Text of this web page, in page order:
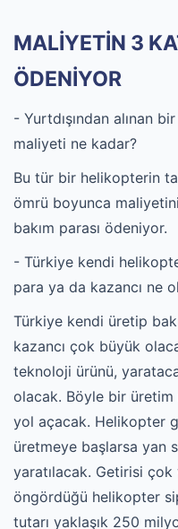
MALİYETİN 3
ÖDENİYOR
- Yurtdışından alınan
maliyeti ne kadar?
Bu tür bir helikopterin
ömrü boyunca
bakım parası ödeniyor.
- Türkiye kendi
para ya da kazancı ne
Türkiye kendi üretip
kazancı çok büyük
teknoloji ürünü,
olacak. Böyle bir üretim
yol açacak. Helikopter
üretmeye başlarsa yan
yaratılacak. Getirisi çok
öngördüğü helikopter
tutarı yaklaşık 250